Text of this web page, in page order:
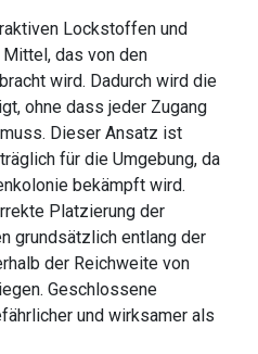
Lockstoffen und
das von den
wird. Dadurch wird die
ohne dass jeder Zugang
Dieser Ansatz ist
für die Umgebung, da
bekämpft wird.
Platzierung der
grundsätzlich entlang der
der Reichweite von
Geschlossene
und wirksamer als